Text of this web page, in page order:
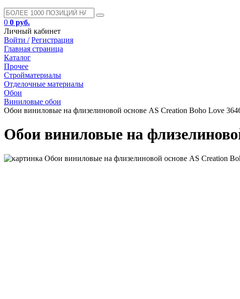
0 0 руб.
Личный кабинет
Войти / Регистрация
Главная страница
Каталог
Прочее
Стройматериалы
Отделочные материалы
Обои
Виниловые обои
Обои виниловые на флизелиновой основе AS Creation Boho Love
Обои виниловые на